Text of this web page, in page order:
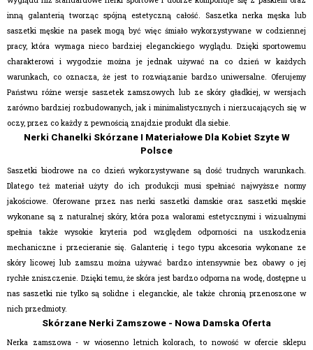
inną galanterią tworząc spójną estetyczną całość. Saszetka nerka męska lub
saszetki męskie na pasek mogą być więc śmiało wykorzystywane w codziennej
pracy, która wymaga nieco bardziej eleganckiego wyglądu. Dzięki sportowemu
charakterowi i wygodzie można je jednak używać na co dzień w każdych
warunkach, co oznacza, że jest to rozwiązanie bardzo uniwersalne. Oferujemy
Państwu różne wersje saszetek zamszowych lub ze skóry gładkiej, w wersjach
zarówno bardziej rozbudowanych, jak i minimalistycznych i nierzucających się w
oczy, przez co każdy z pewnością znajdzie produkt dla siebie.
Nerki Chanelki Skórzane I Materiałowe Dla Kobiet Szyte W
Polsce
Saszetki biodrowe na co dzień wykorzystywane są dość trudnych warunkach.
Dlatego też materiał użyty do ich produkcji musi spełniać najwyższe normy
jakościowe. Oferowane przez nas nerki saszetki damskie oraz saszetki męskie
wykonane są z naturalnej skóry, która poza walorami estetycznymi i wizualnymi
spełnia także wysokie kryteria pod względem odporności na uszkodzenia
mechaniczne i przecieranie się. Galanterię i tego typu akcesoria wykonane ze
skóry licowej lub zamszu można używać bardzo intensywnie bez obawy o jej
rychłe zniszczenie. Dzięki temu, że skóra jest bardzo odporna na wodę, dostępne u
nas saszetki nie tylko są solidne i eleganckie, ale także chronią przenoszone w
nich przedmioty.
Skórzane Nerki Zamszowe - Nowa Damska Oferta
Nerka zamszowa - w wiosenno letnich kolorach, to nowość w ofercie sklepu